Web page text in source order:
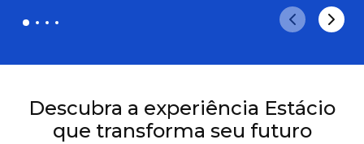
Descubra a experiência Estácio
que transforma seu futuro